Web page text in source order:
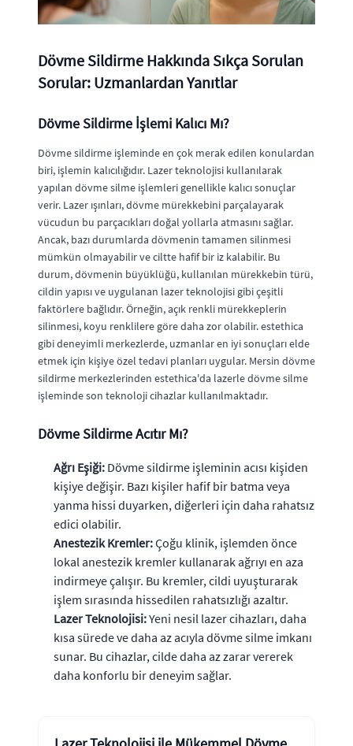
Dövme Sildirme Hakkında Sıkça Sorulan
Sorular: Uzmanlardan Yanıtlar
Dövme Sildirme İşlemi Kalıcı Mı?
Dövme sildirme işleminde en çok merak edilen konulardan
biri, işlemin kalıcılığıdır. Lazer teknolojisi kullanılarak
yapılan dövme silme işlemleri genellikle kalıcı sonuçlar
verir. Lazer ışınları, dövme mürekkebini parçalayarak
vücudun bu parçacıkları doğal yollarla atmasını sağlar.
Ancak, bazı durumlarda dövmenin tamamen silinmesi
mümkün olmayabilir ve ciltte hafif bir iz kalabilir. Bu
durum, dövmenin büyüklüğü, kullanılan mürekkebin türü,
cildin yapısı ve uygulanan lazer teknolojisi gibi çeşitli
faktörlere bağlıdır. Örneğin, açık renkli mürekkeplerin
silinmesi, koyu renklilere göre daha zor olabilir. estethica
gibi deneyimli merkezlerde, uzmanlar en iyi sonuçları elde
etmek için kişiye özel tedavi planları uygular. Mersin dövme
sildirme merkezlerinden estethica'da lazerle dövme silme
işleminde son teknoloji cihazlar kullanılmaktadır.
Dövme Sildirme Acıtır Mı?
Ağrı Eşiği: Dövme sildirme işleminin acısı kişiden
kişiye değişir. Bazı kişiler hafif bir batma veya
yanma hissi duyarken, diğerleri için daha rahatsız
edici olabilir.
Anestezik Kremler:Çoğu klinik, işlemden önce
lokal anestezik kremler kullanarak ağrıyı en aza
indirmeye çalışır. Bu kremler, cildi uyuşturarak
işlem sırasında hissedilen rahatsızlığı azaltır.
Lazer Teknolojisi:Yeni nesil lazer cihazları, daha
kısa sürede ve daha az acıyla dövme silme imkanı
sunar. Bu cihazlar, cilde daha az zarar vererek
daha konforlu bir deneyim sağlar.